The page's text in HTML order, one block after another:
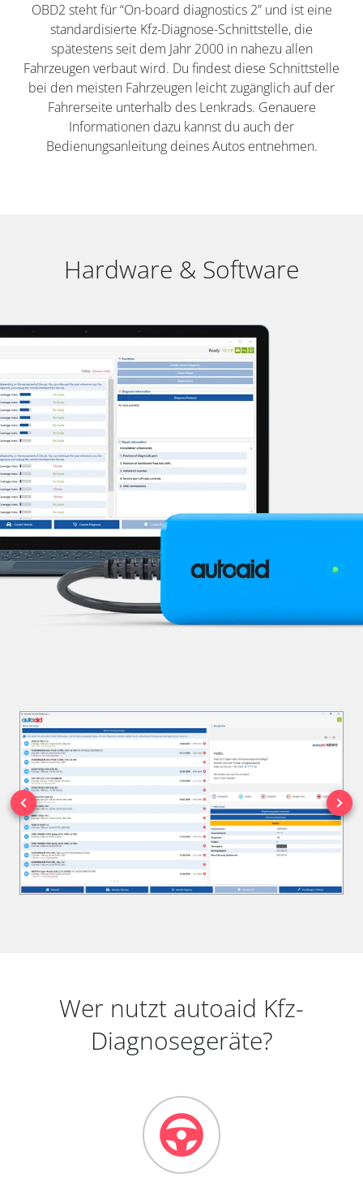
OBD2 steht für “On-board diagnostics 2” und ist eine
standardisierte Kfz-Diagnose-Schnittstelle, die
spätestens seit dem Jahr 2000 in nahezu allen
Fahrzeugen verbaut wird. Du findest diese Schnittstelle
bei den meisten Fahrzeugen leicht zugänglich auf der
Fahrerseite unterhalb des Lenkrads. Genauere
Informationen dazu kannst du auch der
Bedienungsanleitung deines Autos entnehmen.
Hardware & Software
Wer nutzt autoaid Kfz-
Diagnosegeräte?